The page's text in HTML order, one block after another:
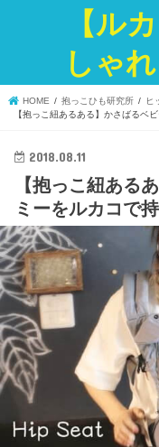
【ル
しゃ
HOME 抱っこひも研究所
ヒ
【抱っこ紐あるある】かさばるベ
2018.08.11
【抱っこ紐ある
ミーをルカコで